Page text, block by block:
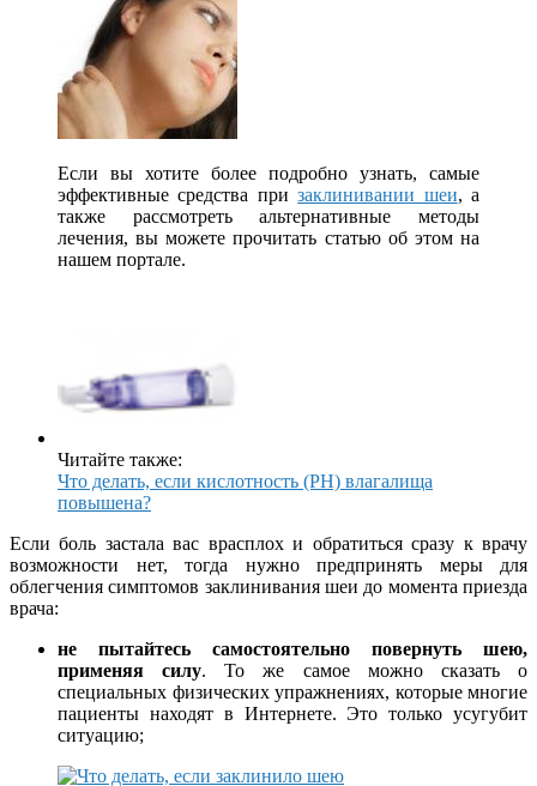
Если вы хотите более подробно узнать, самые
эффективные средства призаклинивании шеи, а
также рассмотреть альтернативные методы
лечения, вы можете прочитать статью об этом на
нашем портале.
Читайте также:
Что делать, если кислотность (PH) влагалища
повышена?
Если боль застала вас врасплох и обратиться сразу к врачу
возможности нет, тогда нужно предпринять меры для
облегчения симптомов заклинивания шеи до момента приезда
врача:
не пытайтесь самостоятельно повернуть шею,
применяя силу. То же самое можно сказать о
специальных физических упражнениях, которые многие
пациенты находят в Интернете. Это только усугубит
ситуацию;